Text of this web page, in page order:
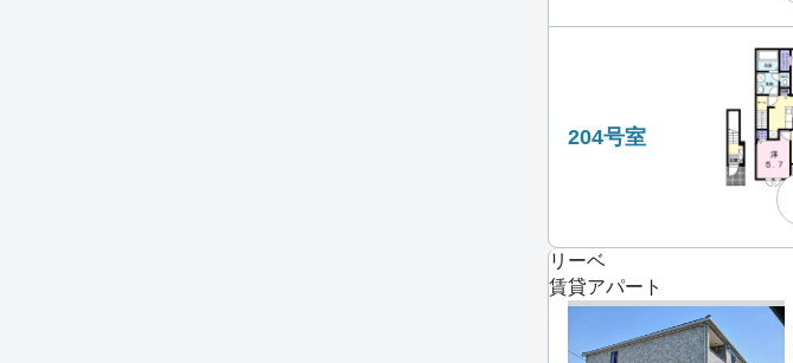
204号室
リーベ
賃貸アパート